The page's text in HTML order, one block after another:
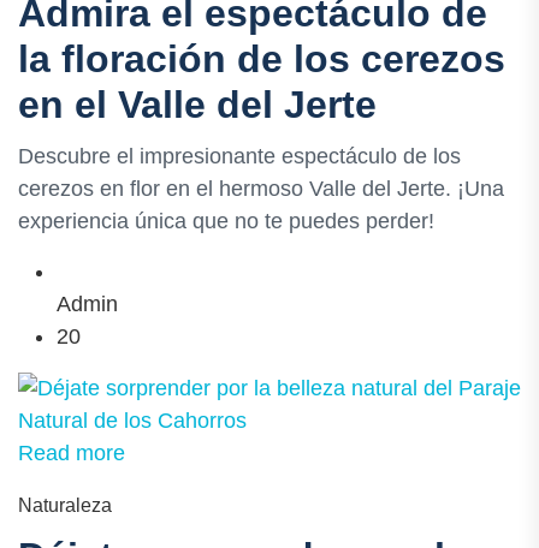
Admira el espectáculo de
la floración de los cerezos
en el Valle del Jerte
Descubre el impresionante espectáculo de los
cerezos en flor en el hermoso Valle del Jerte. ¡Una
experiencia única que no te puedes perder!
Admin
20
Read more
Naturaleza